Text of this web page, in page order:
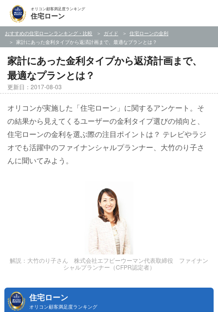
オリコン顧客満足度ランキング
住宅ローン
おすすめの住宅ローンランキング・比較 ガイド
住宅ローンの金利
家計にあった金利タイプから返済計画まで、最適なプランとは？
家計にあった金利タイプから返済計画まで、
最適なプランとは？
更新日：2017-08-03
オリコンが実施した「住宅ローン」に関するアンケート。そ
の結果から見えてくるユーザーの金利タイプ選びの傾向と、
住宅ローンの金利を選ぶ際の注目ポイントは？ テレビやラジ
オでも活躍中のファイナンシャルプランナー、大竹のり子さ
んに聞いてみよう。
解説：大竹のり子さん 株式会社エフピーウーマン代表取締役 ファイナン
シャルプランナー（CFPR認定者）
住宅ローン
オリコン顧客満足度ランキング